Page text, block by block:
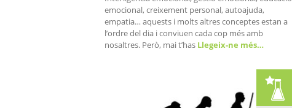
emocional, creixement personal, autoajuda,
empatia… aquests i molts altres conceptes estan a
l’ordre del dia i conviuen cada cop més amb
nosaltres. Però, mai t’has Llegeix-ne més…